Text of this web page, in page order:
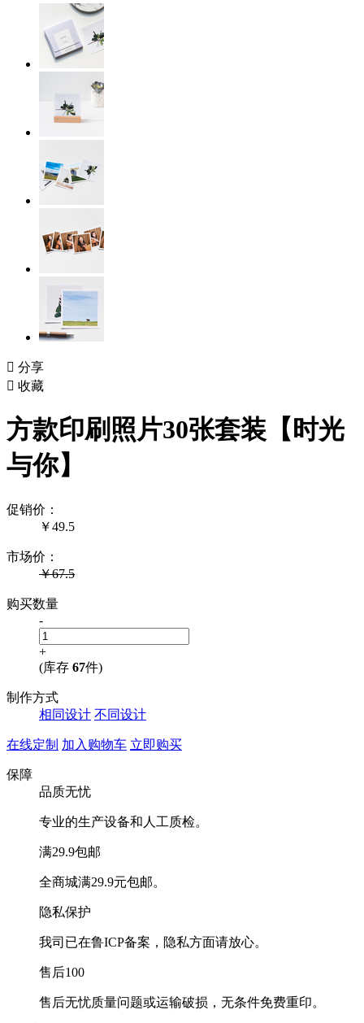
 分享
 收藏
方款印刷照片30张套装【时光
与你】
促销价：
￥49.5
市场价：
￥67.5
购买数量
-
+
(库存 67件)
制作方式
相同设计 不同设计
在线定制 加入购物车 立即购买
保障
品质无忧
专业的生产设备和人工质检。
满29.9包邮
全商城满29.9元包邮。
隐私保护
我司已在鲁ICP备案，隐私方面请放心。
售后100
售后无忧质量问题或运输破损，无条件免费重印。